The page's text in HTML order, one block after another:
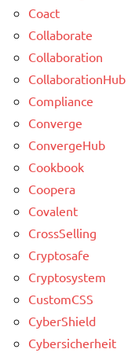
Coact
Collaborate
Collaboration
CollaborationHub
Compliance
Converge
ConvergeHub
Cookbook
Coopera
Covalent
CrossSelling
Cryptosafe
Cryptosystem
CustomCSS
CyberShield
Cybersicherheit